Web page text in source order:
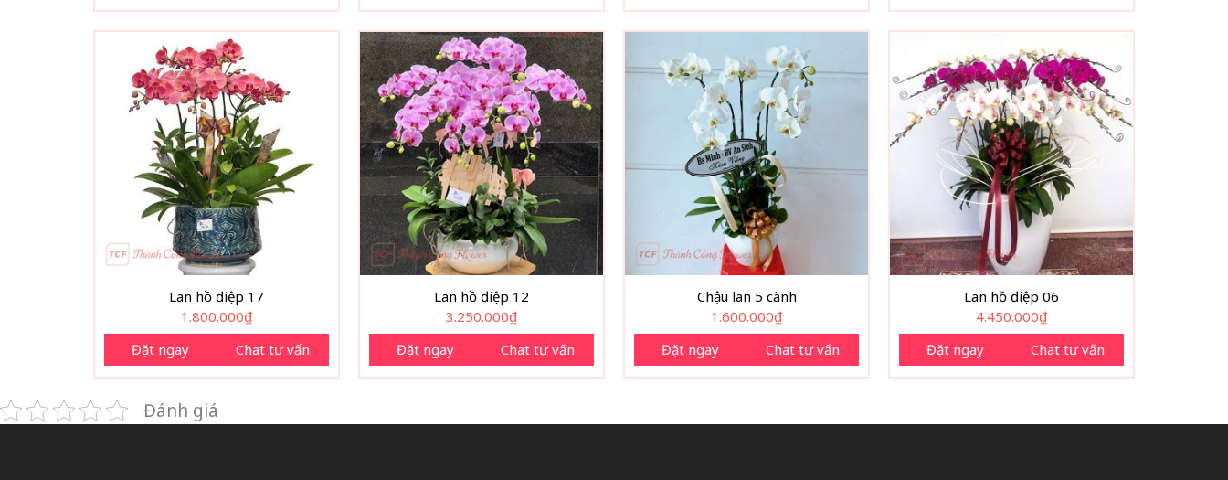
Lan hồ điệp 17
1.800.000₫
Đặt ngay
Chat tư vấn
Lan hồ điệp 12
3.250.000₫
Đặt ngay
Chat tư vấn
Chậu lan 5 cành
1.600.000₫
Đặt ngay
Chat tư vấn
Lan hồ điệp 06
4.450.000₫
Đặt ngay
Chat tư vấn
Đánh giá